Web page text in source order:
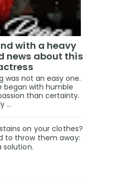
with a heavy
news about this
was not an easy one.
began with humble
than certainty.
...
on your clothes?
to throw them away:
solution.